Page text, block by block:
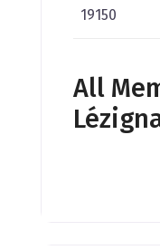
19150
All